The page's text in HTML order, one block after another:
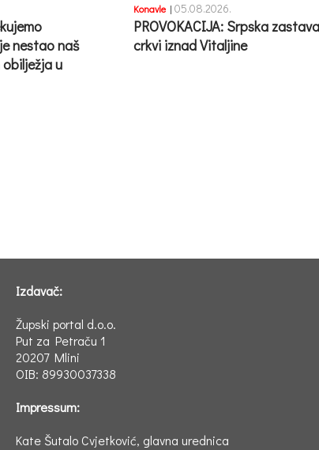
nestao naš
u
Konavle | 05.08.2026.
PROVOKACIJA: Srpska
crkvi iznad Vitaljine
Izdavač:
Župski portal d.o.o.
Put za Petraču 1
20207 Mlini
OIB: 89930037338
Impressum:
Kate Šutalo Cvjetković, glavna urednica